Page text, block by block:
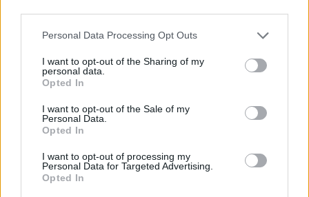
Personal Data Processing Opt Outs
I want to opt-out of the Sharing of my
personal data.
Opted In
I want to opt-out of the Sale of my
Personal Data.
Opted In
I want to opt-out of processing my
Personal Data for Targeted Advertising.
Opted In
devastato l'Etruria, espulsi molti proprietari
dalle loro case e dai loro possedimenti. Non
ci dava un attimo di tregua e ci incalzava;
la città, l'Italia, le province, i regni non
s'incidevano ormai nel bronzo le leggi che
c'era proprietà che egli non concupisse e
non pensasse di far sua nel corso dell'anno.